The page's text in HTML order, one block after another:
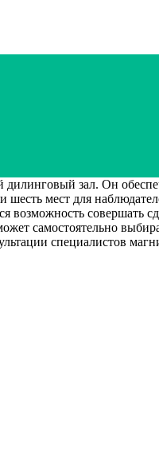
зал. Он
мест для
совершать
самостоятельно
специалистов